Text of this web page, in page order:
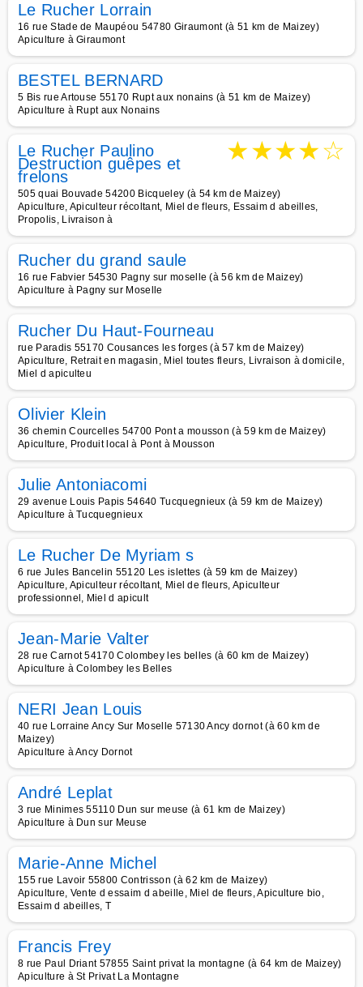
Le Rucher Lorrain
16 rue Stade de Maupéou 54780 Giraumont (à 51 km de Maizey)
Apiculture à Giraumont
BESTEL BERNARD
5 Bis rue Artouse 55170 Rupt aux nonains (à 51 km de Maizey)
Apiculture à Rupt aux Nonains
Le Rucher Paulino
Destruction guêpes et
frelons
★★★★☆
505 quai Bouvade 54200 Bicqueley (à 54 km de Maizey)
Apiculture, Apiculteur récoltant, Miel de fleurs, Essaim d abeilles,
Propolis, Livraison à
Rucher du grand saule
16 rue Fabvier 54530 Pagny sur moselle (à 56 km de Maizey)
Apiculture à Pagny sur Moselle
Rucher Du Haut-Fourneau
rue Paradis 55170 Cousances les forges (à 57 km de Maizey)
Apiculture, Retrait en magasin, Miel toutes fleurs, Livraison à domicile,
Miel d apiculteu
Olivier Klein
36 chemin Courcelles 54700 Pont a mousson (à 59 km de Maizey)
Apiculture, Produit local à Pont à Mousson
Julie Antoniacomi
29 avenue Louis Papis 54640 Tucquegnieux (à 59 km de Maizey)
Apiculture à Tucquegnieux
Le Rucher De Myriam s
6 rue Jules Bancelin 55120 Les islettes (à 59 km de Maizey)
Apiculture, Apiculteur récoltant, Miel de fleurs, Apiculteur
professionnel, Miel d apicult
Jean-Marie Valter
28 rue Carnot 54170 Colombey les belles (à 60 km de Maizey)
Apiculture à Colombey les Belles
NERI Jean Louis
40 rue Lorraine Ancy Sur Moselle 57130 Ancy dornot (à 60 km de
Maizey)
Apiculture à Ancy Dornot
André Leplat
3 rue Minimes 55110 Dun sur meuse (à 61 km de Maizey)
Apiculture à Dun sur Meuse
Marie-Anne Michel
155 rue Lavoir 55800 Contrisson (à 62 km de Maizey)
Apiculture, Vente d essaim d abeille, Miel de fleurs, Apiculture bio,
Essaim d abeilles, T
Francis Frey
8 rue Paul Driant 57855 Saint privat la montagne (à 64 km de Maizey)
Apiculture à St Privat La Montagne